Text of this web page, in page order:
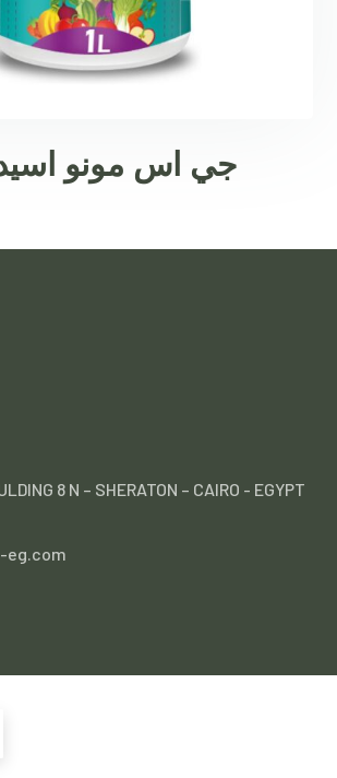
جي اس مونو اسيد
8 N – SHERATON – CAIRO - EGYPT
eg.com